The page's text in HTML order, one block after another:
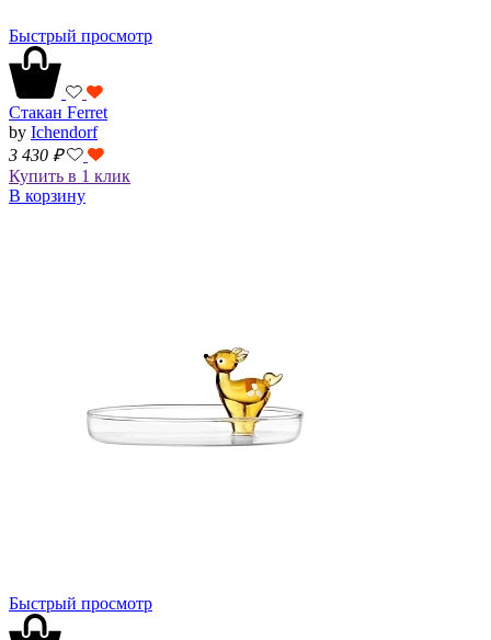
Быстрый просмотр
Стакан Ferret
by Ichendorf
3 430 ₽
Купить в 1 клик
В корзину
Быстрый просмотр